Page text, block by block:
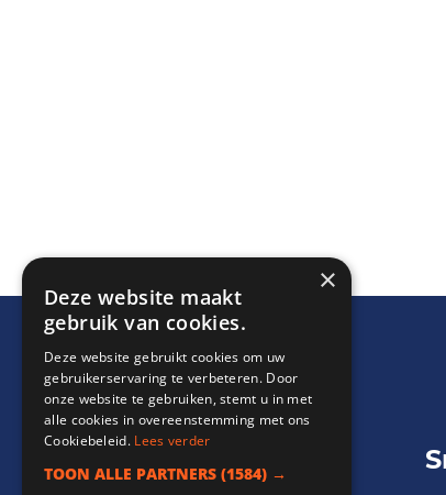
×
Deze website maakt
gebruik van cookies.
Deze website gebruikt cookies om uw
gebruikerservaring te verbeteren. Door
onze website te gebruiken, stemt u in met
alle cookies in overeenstemming met ons
Cookiebeleid. Lees verder
TOON ALLE PARTNERS (1584) →